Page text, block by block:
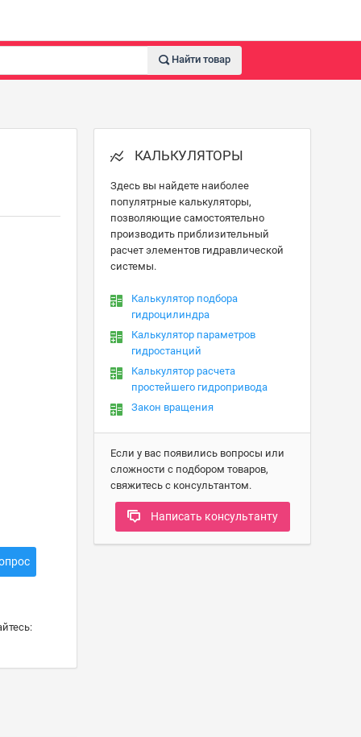
Найти товар
КАЛЬКУЛЯТОРЫ
Здесь вы найдете наиболее
популятрные калькуляторы,
позволяющие самостоятельно
производить приблизительный
расчет элементов гидравлической
системы.
Калькулятор подбора
гидроцилиндра
Калькулятор параметров
гидростанций
Калькулятор расчета
простейшего гидропривода
Закон вращения
Если у вас появились вопросы или
сложности с подбором товаров,
свяжитесь с консультантом.
Написать консультанту